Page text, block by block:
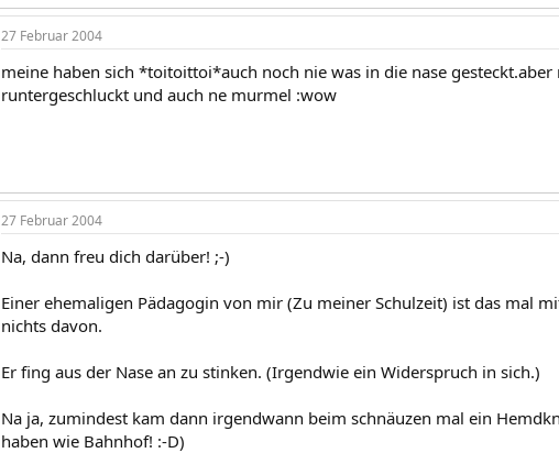
27 Februar 2004
meine haben sich *toitoittoi*auch noch nie was in die nase
runtergeschluckt und auch ne murmel :wow
27 Februar 2004
Na, dann freu dich darüber! ;-)
Einer ehemaligen Pädagogin von mir (Zu meiner Schulzeit) ist das mal
nichts davon.
Er fing aus der Nase an zu stinken. (Irgendwie ein Widerspruch in sich.)
Na ja, zumindest kam dann irgendwann beim schnäuzen mal ein
haben wie Bahnhof! :-D)